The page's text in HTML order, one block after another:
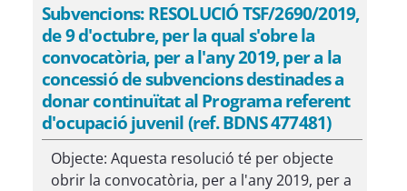
Subvencions: RESOLUCIÓ TSF/2690/2019,
de 9 d'octubre, per la qual s'obre la
convocatòria, per a l'any 2019, per a la
concessió de subvencions destinades a
donar continuïtat al Programa referent
d'ocupació juvenil (ref. BDNS 477481)
Objecte: Aquesta resolució té per objecte
obrir la convocatòria, per a l'any 2019, per a